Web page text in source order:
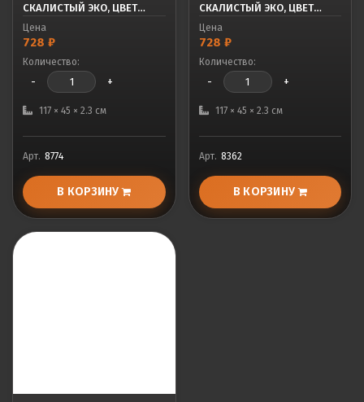
СКАЛИСТЫЙ ЭКО, ЦВЕТ
ГРАФИТ
Цена
728 ₽
Количество:
- +
117 × 45 × 2.3 см
Арт. 8774
В КОРЗИНУ
СКАЛИСТЫЙ ЭКО, ЦВЕТ
БЕЖЕВЫЙ
Цена
728 ₽
Количество:
- +
117 × 45 × 2.3 см
Арт. 8362
В КОРЗИНУ